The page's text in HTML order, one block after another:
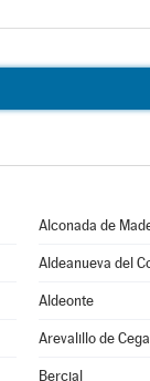
Alconada de
Aldeanueva del
Aldeonte
Arevalillo de Cega
Bercial